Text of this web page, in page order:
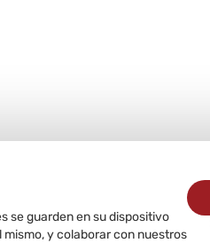
se guarden en su dispositivo
mismo, y colaborar con nuestros